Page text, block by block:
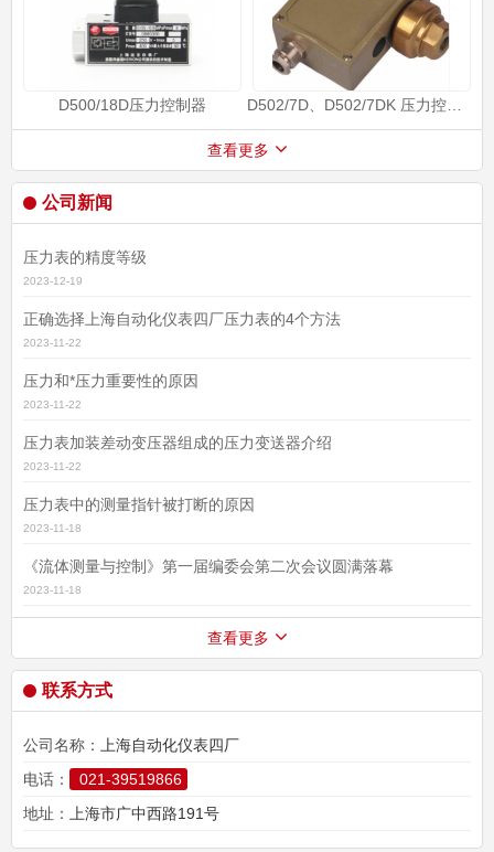
D500/18D压力控制器
查看更多
公司新闻
压力表的精度等级
2023-12-19
正确选择上海自动化仪表四厂压力表的4个方法
2023-11-22
压力和*压力重要性的原因
2023-11-22
压力表加装差动变压器组成的压力变送器介绍
2023-11-22
压力表中的测量指针被打断的原因
2023-11-18
《流体测量与控制》第一届编委会第二次会议圆满落幕
2023-11-18
查看更多
联系方式
公司名称：
上海自动化仪表四厂
电话：
021-39519866
地址：
上海市广中西路191号